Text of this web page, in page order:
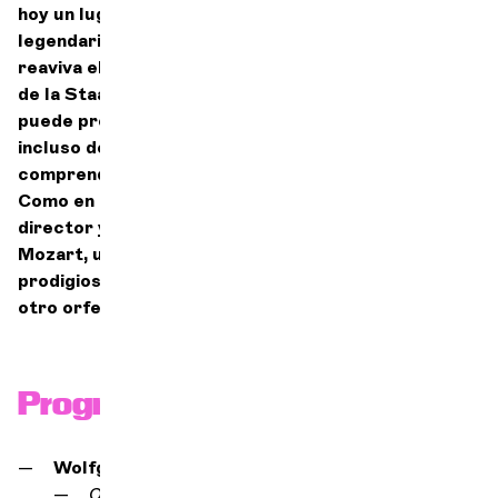
hoy un lugar decisivo en Viena, en esta orquesta
legendaria, cuyo pan de cada día entrecruza y
reaviva el gran repertorio sinfónico e irriga el foso
de la Staatsoper. La tradición es algo curioso: no se
puede prolongar sin una gran dosis de reformismo,
incluso de insubordinación, siempre que se sepa
comprender el camino recorrido y amar lo ajeno.
Como en la música de cámara, como entre un
director y una orquesta, y como entre Haydn y
Mozart, uno compañero laborioso, el otro cometa
prodigioso, uno cantor de una alegría fraternal, el
otro orfebre del misterio divino.» — Raphaël Merlin
Programa
Wolfgang Amadeus Mozart